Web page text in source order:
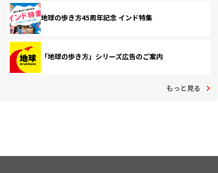
地球の歩き方45周年記念 インド特集
「地球の歩き方」シリーズ広告のご案内
もっと見る